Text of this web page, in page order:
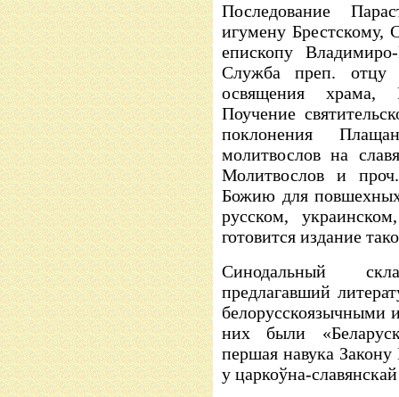
Последование
игумену
епископу
Служба преп. отцу
освящения храма,
Поучение
поклонения
молитвослов на
Молитвослов и
Божию для
русском,
готовится издание
Синодальный
предлагавший
белорусскоязычными
них были
першая навука Закону
у царкоўна-